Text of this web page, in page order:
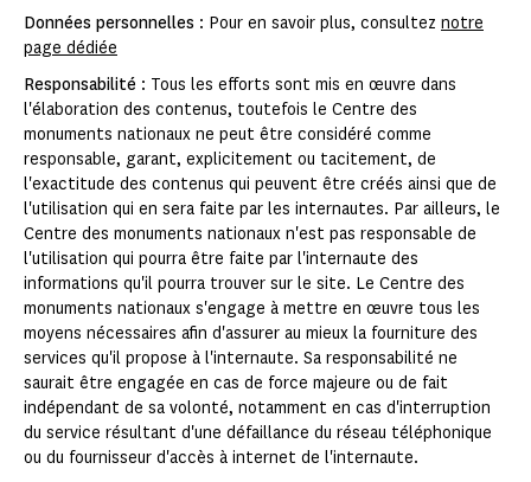
Données personnelles : Pour en savoir plus, consultez notre
page dédiée
Responsabilité : Tous les efforts sont mis en œuvre dans
l'élaboration des contenus, toutefois le Centre des
monuments nationaux ne peut être considéré comme
responsable, garant, explicitement ou tacitement, de
l'exactitude des contenus qui peuvent être créés ainsi que de
l'utilisation qui en sera faite par les internautes. Par ailleurs, le
Centre des monuments nationaux n'est pas responsable de
l'utilisation qui pourra être faite par l'internaute des
informations qu'il pourra trouver sur le site. Le Centre des
monuments nationaux s'engage à mettre en œuvre tous les
moyens nécessaires afin d'assurer au mieux la fourniture des
services qu'il propose à l'internaute. Sa responsabilité ne
saurait être engagée en cas de force majeure ou de fait
indépendant de sa volonté, notamment en cas d'interruption
du service résultant d'une défaillance du réseau téléphonique
ou du fournisseur d'accès à internet de l'internaute.